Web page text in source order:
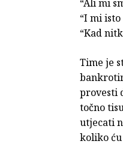
“Ali mi
“I mi
“Kad
Time je
provesti
točno
utjecati
koliko